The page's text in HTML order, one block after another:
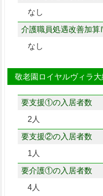
なし
介護職員処遇改善加
なし
敬老園ロイヤルヴィラ
要支援①の入居者数
2人
要支援②の入居者数
1人
要介護①の入居者数
4人